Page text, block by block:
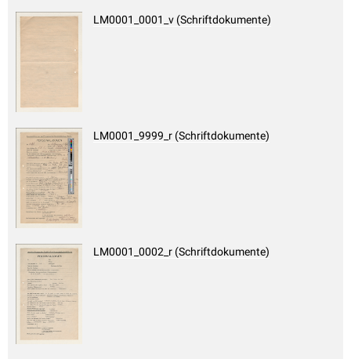
LM0001_0001_v (Schriftdokumente)
LM0001_9999_r (Schriftdokumente)
LM0001_0002_r (Schriftdokumente)